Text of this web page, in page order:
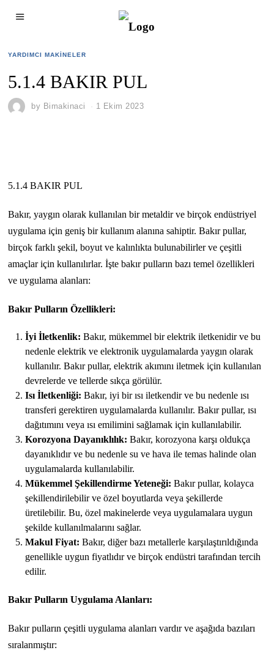
YARDIMCI MAKINELER
5.1.4 BAKIR PUL
by Bimakinaci 1 Ekim 2023
5.1.4 BAKIR PUL
Bakır, yaygın olarak kullanılan bir metaldir ve birçok endüstriyel
uygulama için geniş bir kullanım alanına sahiptir. Bakır pullar,
birçok farklı şekil, boyut ve kalınlıkta bulunabilirler ve çeşitli
amaçlar için kullanılırlar. İşte bakır pulların bazı temel özellikleri
ve uygulama alanları:
Bakır Pulların Özellikleri:
İyi İletkenlik: Bakır, mükemmel bir elektrik iletkenidir ve bu
nedenle elektrik ve elektronik uygulamalarda yaygın olarak
kullanılır. Bakır pullar, elektrik akımını iletmek için kullanılan
devrelerde ve tellerde sıkça görülür.
Isı İletkenliği: Bakır, iyi bir ısı iletkendir ve bu nedenle ısı
transferi gerektiren uygulamalarda kullanılır. Bakır pullar, ısı
dağıtımını veya ısı emilimini sağlamak için kullanılabilir.
Korozyona Dayanıklılık: Bakır, korozyona karşı oldukça
dayanıklıdır ve bu nedenle su ve hava ile temas halinde olan
uygulamalarda kullanılabilir.
Mükemmel Şekillendirme Yeteneği: Bakır pullar, kolayca
şekillendirilebilir ve özel boyutlarda veya şekillerde
üretilebilir. Bu, özel makinelerde veya uygulamalara uygun
şekilde kullanılmalarını sağlar.
Makul Fiyat: Bakır, diğer bazı metallerle karşılaştırıldığında
genellikle uygun fiyatlıdır ve birçok endüstri tarafından tercih
edilir.
Bakır Pulların Uygulama Alanları:
Bakır pulların çeşitli uygulama alanları vardır ve aşağıda bazıları
sıralanmıştır: